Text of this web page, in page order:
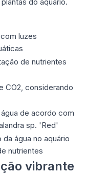
luzes
de nutrientes
CO2, considerando
de acordo com
sp. 'Red'
água no aquário
nutrientes
vibrante